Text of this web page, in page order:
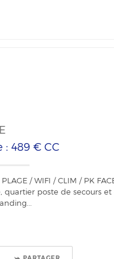
: 489 €CC
PLAGE / WIFI / CLIM / PK
quartier poste de secours